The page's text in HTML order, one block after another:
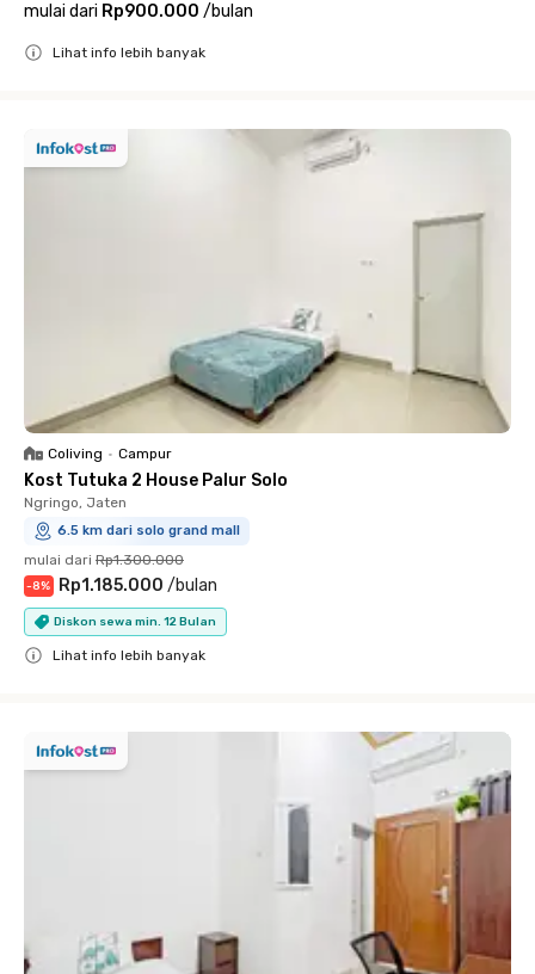
mulai dari Rp900.000 /bulan
Lihat info lebih banyak
Coliving • Campur
Kost Tutuka 2 House Palur Solo
Ngringo, Jaten
6.5 km dari solo grand mall
mulai dari Rp1.300.000
-8% Rp1.185.000 /bulan
Diskon sewa min. 12 Bulan
Lihat info lebih banyak